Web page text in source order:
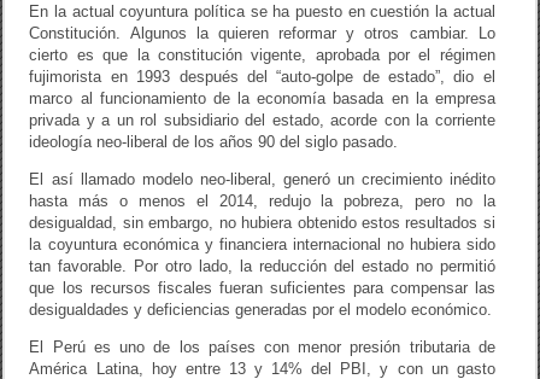
En la actual coyuntura política se ha puesto en cuestión la actual
Constitución. Algunos la quieren reformar y otros cambiar. Lo
cierto es que la constitución vigente, aprobada por el régimen
fujimorista en 1993 después del “auto-golpe de estado”, dio el
marco al funcionamiento de la economía basada en la empresa
privada y a un rol subsidiario del estado, acorde con la corriente
ideología neo-liberal de los años 90 del siglo pasado.
El así llamado modelo neo-liberal, generó un crecimiento inédito
hasta más o menos el 2014, redujo la pobreza, pero no la
desigualdad, sin embargo, no hubiera obtenido estos resultados si
la coyuntura económica y financiera internacional no hubiera sido
tan favorable. Por otro lado, la reducción del estado no permitió
que los recursos fiscales fueran suficientes para compensar las
desigualdades y deficiencias generadas por el modelo económico.
El Perú es uno de los países con menor presión tributaria de
América Latina, hoy entre 13 y 14% del PBI, y con un gasto